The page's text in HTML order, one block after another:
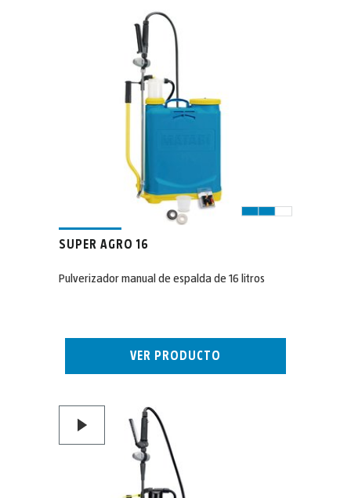
SUPER AGRO 16
Pulverizador manual de espalda de 16 litros
VER PRODUCTO